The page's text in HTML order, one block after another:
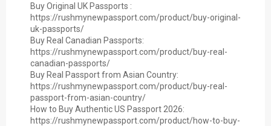
Buy Original UK Passports :
https://rushmynewpassport.com/product/buy-original-
uk-passports/
Buy Real Canadian Passports:
https://rushmynewpassport.com/product/buy-real-
canadian-passports/
Buy Real Passport from Asian Country:
https://rushmynewpassport.com/product/buy-real-
passport-from-asian-country/
How to Buy Authentic US Passport 2026:
https://rushmynewpassport.com/product/how-to-buy-